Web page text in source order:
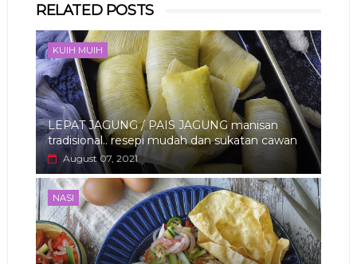
RELATED POSTS
KUIH MUIH
LEPAT JAGUNG / PAIS JAGUNG manisan
tradisional.. resepi mudah dan sukatan cawan
August 07, 2021
NASI